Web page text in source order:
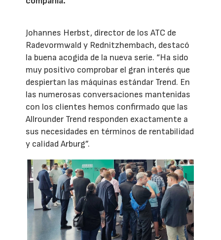
Johannes Herbst, director de los ATC de
Radevormwald y Rednitzhembach, destacó
la buena acogida de la nueva serie. “Ha sido
muy positivo comprobar el gran interés que
despiertan las máquinas estándar Trend. En
las numerosas conversaciones mantenidas
con los clientes hemos confirmado que las
Allrounder Trend responden exactamente a
sus necesidades en términos de rentabilidad
y calidad Arburg”.